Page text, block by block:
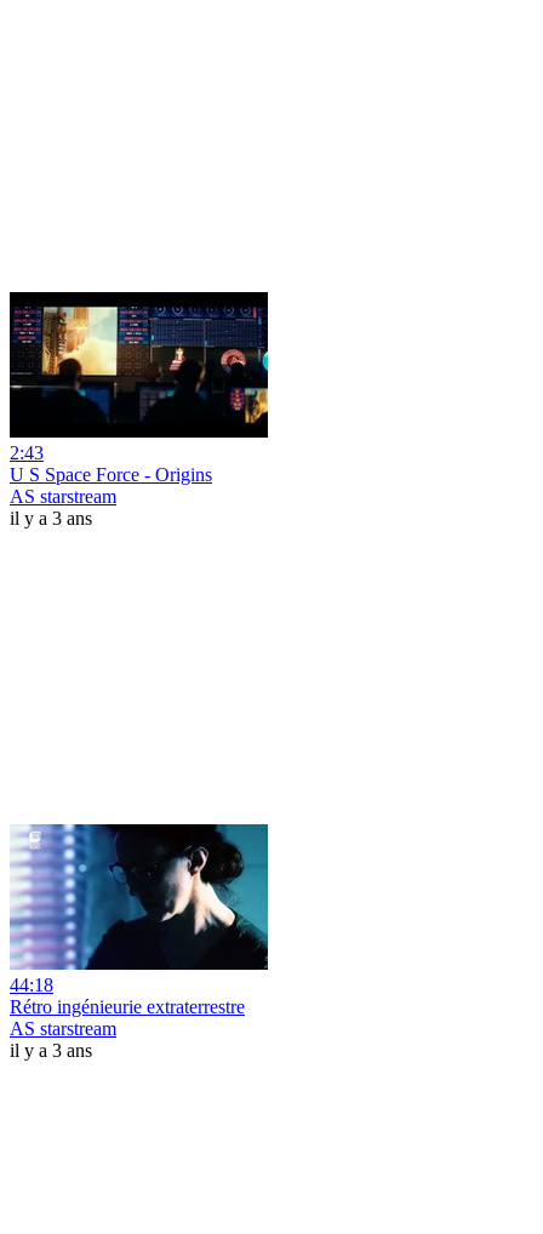
2:43
U S Space Force - Origins
AS starstream
il y a 3 ans
44:18
Rétro ingénieurie extraterrestre
AS starstream
il y a 3 ans